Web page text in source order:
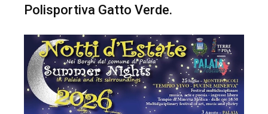
Polisportiva Gatto Verde.